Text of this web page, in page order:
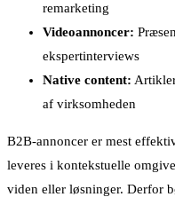
remarketing
Videoannoncer:
ekspertinterviews
Native content:
af virksomheden
B2B-annoncer er mest
leveres i kontekstuelle
viden eller løsninger. Derfor